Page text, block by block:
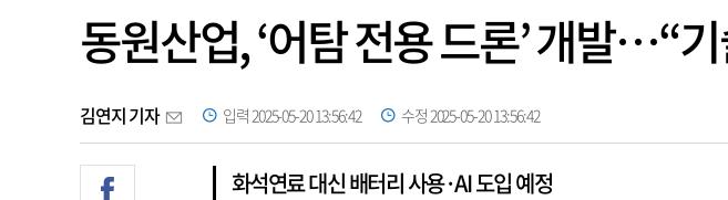
동원산업, ‘어탐 전용 드론’ 개발…“
김연지 기자 입력 2025-05-20 13:56:42 수정 2025-05-20 13:56:42
화석연료 대신 배터리 사용·AI 도입 예정